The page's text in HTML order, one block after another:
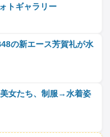
トギャラリー
の新エース芳賀礼が水
美女たち、制服→水着姿